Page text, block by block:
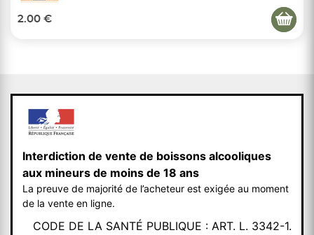
2.00 €
Interdiction de vente de boissons alcooliques
aux mineurs de moins de 18 ans
La preuve de majorité de l’acheteur est exigée au moment
de la vente en ligne.
CODE DE LA SANTÉ PUBLIQUE : ART. L. 3342-1.